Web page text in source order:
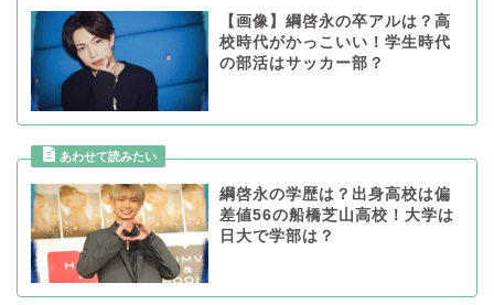
【画像】綱啓永の卒アルは？高
校時代がかっこいい！学生時代
の部活はサッカー部？
綱啓永の学歴は？出身高校は偏
差値56の船橋芝山高校！大学は
日大で学部は？